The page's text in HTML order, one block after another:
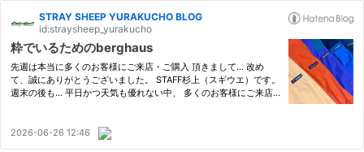
STRAY SHEEP YURAKUCHO BLOG
id:straysheep_yurakucho
粋でいるためのberghaus
先週は本当に多くのお客様にご来店・ご購入 頂きまして… 改め
て、誠にありがとうございました。 STAFF杉上（スギウエ）です。
週末の後も… 平日かつ天気も優れない中、 多くのお客様にご来店
じ…
2026-06-26 12:46